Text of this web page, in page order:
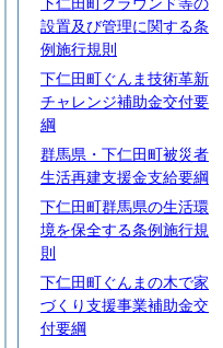
設置及び管理に関する条
例施行規則
下仁田町ぐんま技術革新
チャレンジ補助金交付要
綱
群馬県・下仁田町被災者
生活再建支援金支給要綱
下仁田町群馬県の生活環
境を保全する条例施行規
則
下仁田町ぐんまの木で家
づくり支援事業補助金交
付要綱